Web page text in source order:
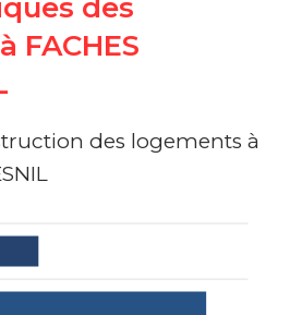
des
FACHES
des logements à